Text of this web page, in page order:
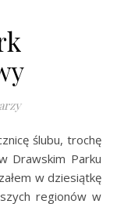
Drawskim Parku
w dziesiątkę
regionów w